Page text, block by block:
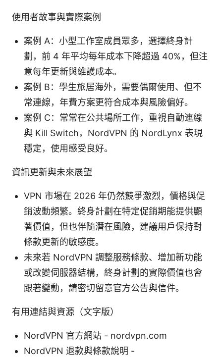
使用者故事與實際案例
案例 A：小型工作室成員眾多，選擇終身計
劃，前 4 年平均每年成本下降超過 40%，但注
意每年更新與維護成本。
案例 B：學生旅居海外，需要偶爾使用、但不
常連線，年費方案更符合成本與風險偏好。
案例 C：常常在公共場所工作，重視自動連線
與 Kill Switch，NordVPN 的 NordLynx 表現
穩定，使用感受良好。
資訊更新與未來展望
VPN 市場在 2026 年仍然競爭激烈，價格與促
銷波動頻繁。終身計劃在特定促銷期能提供顯
著價值，但也伴隨潛在風險，建議用戶保持對
條款更新的敏感度。
未來若 NordVPN 調整服務條款、增加新功能
或改變伺服器結構，終身計劃的實際價值也會
跟著變動，請密切留意官方公告與信件。
有用連結與資源（文字版）
NordVPN 官方網站 - nordvpn.com
NordVPN 退款與條款說明 -